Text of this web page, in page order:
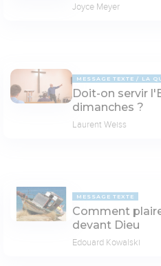
Joyce Meyer
MESSAGE TEXTE LA
Doit-on servir
dimanches ?
Laurent Weiss
MESSAGE TEXTE
Comment
devant Dieu
Edouard Kowalski